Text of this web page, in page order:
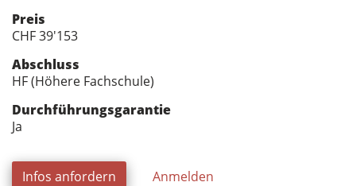
Preis
CHF 39'153
Abschluss
HF (Höhere Fachschule)
Durchführungsgarantie
Ja
Infos anfordern Anmelden